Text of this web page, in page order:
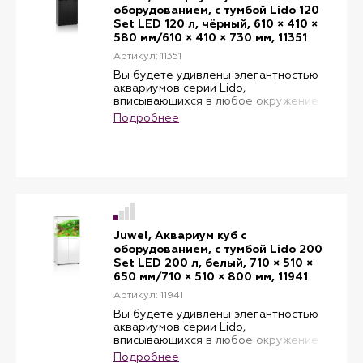
Lido объемом 120 литров.
Подходящая тумба обеспечивает
максимальную устойчивость
аквариума. Аквариум и тумба
подобранные в одном цветовом
решении составляют идеальную пару.
Тумба проста в сборке и имеет
большое пространство внутри себя
для хранения оборудования и
аксессуаров или корма.
оборудованием, с тумбой Lido 120
Set LED 120 л, чёрный, 610 × 410 ×
580 мм/610 × 410 × 730 мм, 11351
Артикул: 11351
Вы будете удивлены элегантностью
аквариумов серии Lido,
вписывающихся в любое окружение
благодаря сдержанному дизайну.
Аквариум укомплектован
мощностью 10 W, нагреватель,
мощностью 100 W. Тумба изготовлена
для элегантных аквариумов серии
Lido объемом 120 литров.
Подходящая тумба обеспечивает
максимальную устойчивость
аквариума. Аквариум и тумба
подобранные в одном цветовом
решении составляют идеальную пару.
Тумба проста в сборке и имеет
большое пространство внутри себя
для хранения оборудования и
аксессуаров или корма.
Подробнее
Juwel, Аквариум куб с
оборудованием, с тумбой Lido 200
Set LED 200 л, белый, 710 × 510 ×
650 мм/710 × 510 × 800 мм, 11941
Артикул: 11941
Вы будете удивлены элегантностью
аквариумов серии Lido,
вписывающихся в любое окружение
благодаря сдержанному дизайну.
Подробнее